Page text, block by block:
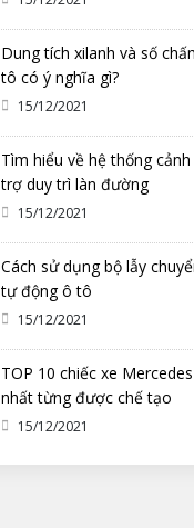
Dung tích xilanh và số
tô có ý nghĩa gì?
15/12/2021
Tìm hiểu về hệ thống
trợ duy trì làn đường
15/12/2021
Cách sử dụng bộ lẫy
tự động ô tô
15/12/2021
TOP 10 chiếc xe
nhất từng được chế tạo
15/12/2021